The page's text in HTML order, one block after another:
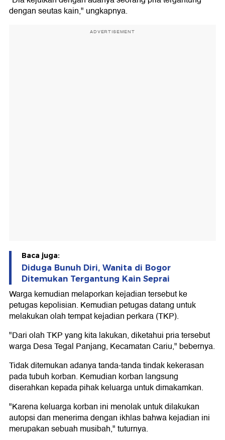
dengan seutas kain," ungkapnya.
ADVERTISEMENT
Baca juga:
Diduga Bunuh Diri, Wanita di Bogor
Ditemukan Tergantung Kain Seprai
Warga kemudian melaporkan kejadian tersebut ke
petugas kepolisian. Kemudian petugas datang untuk
melakukan olah tempat kejadian perkara (TKP).
"Dari olah TKP yang kita lakukan, diketahui pria tersebut
warga Desa Tegal Panjang, Kecamatan Cariu," bebernya.
Tidak ditemukan adanya tanda-tanda tindak kekerasan
pada tubuh korban. Kemudian korban langsung
diserahkan kepada pihak keluarga untuk dimakamkan.
"Karena keluarga korban ini menolak untuk dilakukan
autopsi dan menerima dengan ikhlas bahwa kejadian ini
merupakan sebuah musibah," tuturnya.